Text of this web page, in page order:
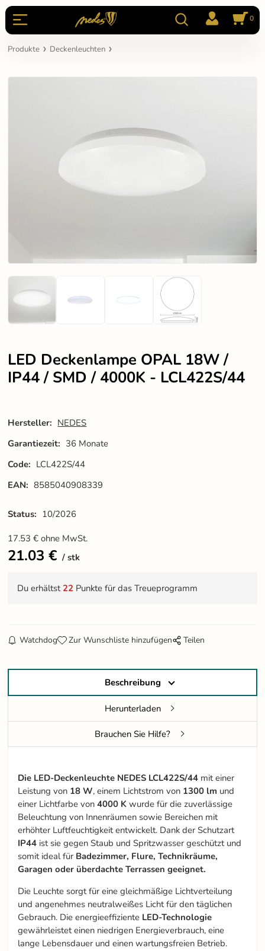
0
Produkte Deckenleuchten
LED Deckenlampe OPAL 18W /
IP44 / SMD / 4000K - LCL422S/44
Hersteller: NEDES
Garantiezeit: 36 Monate
Code: LCL422S/44
EAN: 8585040908339
Status: 10/2026
17.53 €ohne MwSt.
21.03 € stk
Du erhältst 22 Punkte für das Treueprogramm
Watchdog Zur Wunschliste hinzufügen Teilen
Beschreibung
Herunterladen
Brauchen Sie Hilfe?
Die LED-Deckenleuchte NEDES LCL422S/44 mit einer
Leistung von 18 W, einem Lichtstrom von 1300 lm und
einer Lichtfarbe von4000 K wurde für die zuverlässige
Beleuchtung von Innenräumen sowie Bereichen mit
erhöhter Luftfeuchtigkeit entwickelt. Dank der Schutzart
IP44 ist sie gegen Staub und Spritzwasser geschützt und
somit ideal für Badezimmer, Flure, Technikräume,
Garagen oder überdachte Terrassen geeignet.
Die Leuchte sorgt für eine gleichmäßige Lichtverteilung
und angenehmes neutralweißes Licht für den täglichen
Gebrauch. Die energieeffiziente LED-Technologie
gewährleistet einen niedrigen Energieverbrauch, eine
lange Lebensdauer und einen wartungsfreien Betrieb.